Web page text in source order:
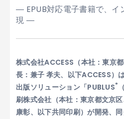
― EPUB対応電子書籍で、イ
現 ―
株式会社ACCESS（本社：東京
長：兼子 孝夫、以下ACCESS）
出版ソリューション「PUBLUS®
刷株式会社（本社：東京都文京
康彰、以下共同印刷）が開発、